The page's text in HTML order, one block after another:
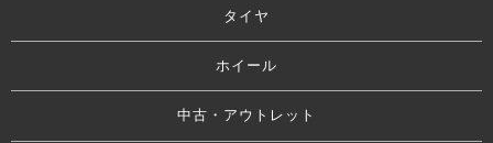
タイヤ
ホイール
中古・アウトレット